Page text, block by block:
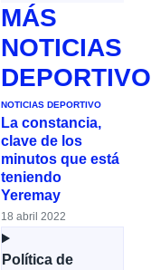
MÁS
NOTICIAS
DEPORTIVO
NOTICIAS DEPORTIVO
La constancia,
clave de los
minutos que está
teniendo
Yeremay
18 abril 2022
Política de